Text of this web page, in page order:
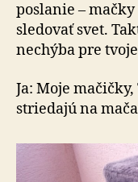
poslanie –
sledovať svet.
nechýba pre
Ja: Moje
striedajú na